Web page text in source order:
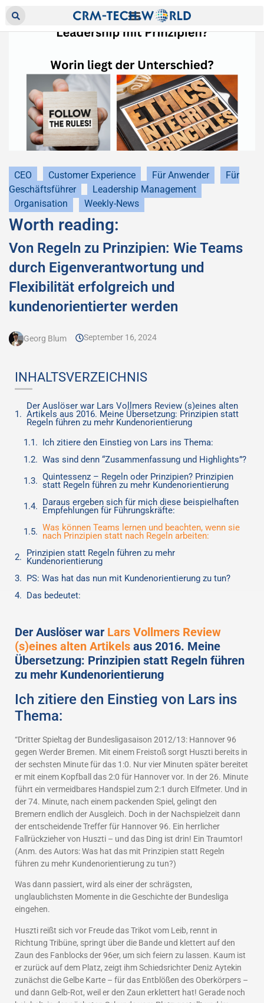
CEO Customer Experience Für Anwender
Für
Geschäftsführer
Leadership Management
Organisation
Weekly-News
Worth reading:
Von Regeln zu Prinzipien: Wie Teams
durch Eigenverantwortung und
Flexibilität erfolgreich und
kundenorientierter werden
Georg Blum September 16, 2024
INHALTSVERZEICHNIS
Der Auslöser war Lars Vollmers Review (s)eines alten
Artikels aus 2016. Meine Übersetzung: Prinzipien statt
Regeln führen zu mehr Kundenorientierung
Ich zitiere den Einstieg von Lars ins Thema:
Was sind denn “Zusammenfassung und Highlights”?
Quintessenz – Regeln oder Prinzipien? Prinzipien
statt Regeln führen zu mehr Kundenorientierung
Daraus ergeben sich für mich diese beispielhaften
Empfehlungen für Führungskräfte:
Was können Teams lernen und beachten, wenn sie
nach Prinzipien statt nach Regeln arbeiten:
Prinzipien statt Regeln führen zu mehr
Kundenorientierung
PS: Was hat das nun mit Kundenorientierung zu tun?
Das bedeutet:
Der Auslöser war Lars Vollmers Review
(s)eines alten Artikels aus 2016. Meine
Übersetzung: Prinzipien statt Regeln führen
zu mehr Kundenorientierung
Ich zitiere den Einstieg von Lars ins
Thema:
“Dritter Spieltag der Bundesligasaison 2012/13: Hannover 96
gegen Werder Bremen. Mit einem Freistoß sorgt Huszti bereits in
der sechsten Minute für das 1:0. Nur vier Minuten später bereitet
er mit einem Kopfball das 2:0 für Hannover vor. In der 26. Minute
führt ein vermeidbares Handspiel zum 2:1 durch Elfmeter. Und in
der 74. Minute, nach einem packenden Spiel, gelingt den
Bremern endlich der Ausgleich. Doch in der Nachspielzeit dann
der entscheidende Treffer für Hannover 96. Ein herrlicher
Fallrückzieher von Huszti – und das Ding ist drin! Ein Traumtor!
(Anm. des Autors: Was hat das mit Prinzipien statt Regeln
führen zu mehr Kundenorientierung zu tun?)
Was dann passiert, wird als einer der schrägsten,
unglaublichsten Momente in die Geschichte der Bundesliga
eingehen.
Huszti reißt sich vor Freude das Trikot vom Leib, rennt in
Richtung Tribüne, springt über die Bande und klettert auf den
Zaun des Fanblocks der 96er, um sich feiern zu lassen. Kaum ist
er zurück auf dem Platz, zeigt ihm Schiedsrichter Deniz Aytekin
zunächst die Gelbe Karte – für das Entblößen des Oberkörpers –
und dann Gelb-Rot, weil er den Zaun erklettert hat! Gerade noch